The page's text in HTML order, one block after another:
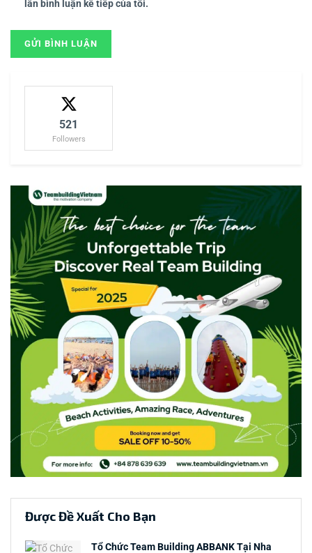
lần bình luận kế tiếp của tôi.
521
Followers
Được Đề Xuất Cho Bạn
Tổ Chức Team Building ABBANK Tại Nha